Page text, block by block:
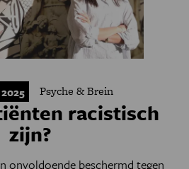
Psyche & Brein
racistisch
zijn?
onvoldoende beschermd tegen